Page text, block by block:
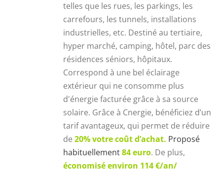
telles que les rues, les parkings, les
carrefours, les tunnels, installations
industrielles, etc. Destiné au tertiaire,
hyper marché, camping, hôtel, parc des
résidences séniors, hôpitaux.
Correspond à une bel éclairage
extérieur qui ne consomme plus
d'énergie facturée grâce à sa source
solaire. Grâce à Cnergie, bénéficiez d’un
tarif avantageux, qui permet de réduire
de 20% votre coût d’achat. Proposé
habituellement84 euro. De plus,
économisé environ 114 €/an/